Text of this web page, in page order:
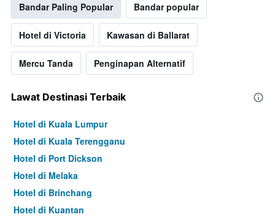
Bandar Paling Popular Bandar popular
Hotel di Victoria Kawasan di Ballarat
Mercu Tanda Penginapan Alternatif
Lawat Destinasi Terbaik
Hotel di Kuala Lumpur
Hotel di Kuala Terengganu
Hotel di Port Dickson
Hotel di Melaka
Hotel di Brinchang
Hotel di Kuantan